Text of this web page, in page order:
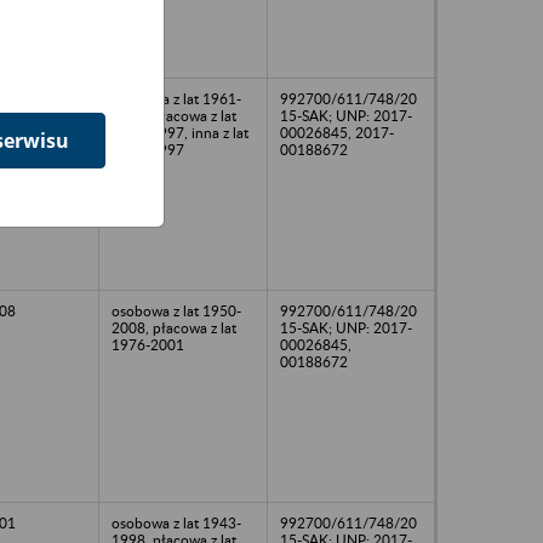
osobowa z lat 1961-
1998, płacowa z lat
1985-1997, inna z lat
1993-1997
992700/611/748/20
15-SAK; UNP: 2017-
00026845, 2017-
00188672
osobowa z lat 1950-
2008, płacowa z lat
1976-2001
992700/611/748/20
15-SAK; UNP: 2017-
00026845,
00188672
osobowa z lat 1943-
992700/611/748/20